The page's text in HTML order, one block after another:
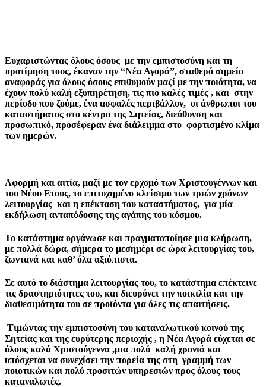
Ευχαριστώντας όλους όσους με την εμπιστοσύνη και τη
προτίμηση τους, έκαναν την “Νέα Αγορά”, σταθερό σημείο
αναφοράς για όλους όσους επιθυμούν μαζί με την ποιότητα, να
έχουν πολύ καλή εξυπηρέτηση, τις πιο καλές τιμές , και στην
περίοδο που ζούμε, ένα ασφαλές περιβάλλον, οι άνθρωποι του
καταστήματος στο κέντρο της Σητείας, διεύθυνση και
προσωπικό, προσέφεραν ένα διάλειμμα στο φορτισμένο κλίμα
των ημερών.
Αφορμή και αιτία, μαζί με τον ερχομό των Χριστουγέννων και
του Νέου Ετους, το επιτυχημένο κλείσιμο των τριών χρόνων
λειτουργίας και η επέκταση του καταστήματος, για μία
εκδήλωση ανταπόδοσης της αγάπης του κόσμου.
Το κατάστημα οργάνωσε και πραγματοποίησε μια κλήρωση,
με πολλά δώρα, σήμερα το μεσημέρι σε ώρα λειτουργίας του,
ζωντανά και καθ’ όλα αξιόπιστα.
Σε αυτό το διάστημα λειτουργίας του, το κατάστημα επέκτεινε
τις δραστηριότητες του, και διευρύνει την ποικιλία και την
διαθεσιμότητα του σε προϊόντα για όλες τις απαιτήσεις.
Τιμώντας την εμπιστοσύνη του καταναλωτικού κοινού της
Σητείας και της ευρύτερης περιοχής , η Νέα Αγορά εύχεται σε
όλους καλά Χριστούγεννα ,μια πολύ καλή χρονιά και
υπόσχεται να συνεχίσει την πορεία της στη γραμμή των
ποιοτικών και πολύ προσιτών υπηρεσιών προς όλους τους
καταναλωτές.